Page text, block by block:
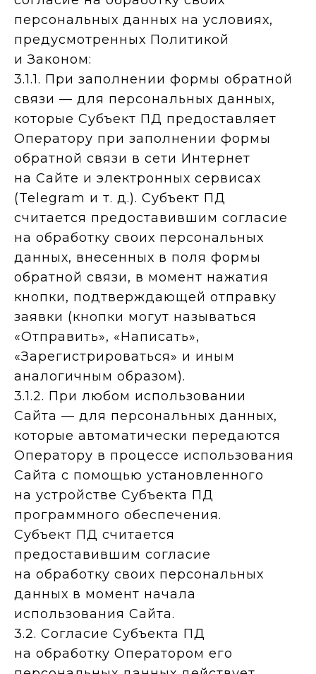
персональных данных на условиях,
предусмотренных Политикой
и Законом:
3.1.1. При заполнении формы обратной
связи — для персональных данных,
которые Субъект ПД предоставляет
Оператору при заполнении формы
обратной связи в сети Интернет
на Сайте и электронных сервисах
(Telegram и т. д.). Субъект ПД
считается предоставившим согласие
на обработку своих персональных
данных, внесенных в поля формы
обратной связи, в момент нажатия
кнопки, подтверждающей отправку
заявки (кнопки могут называться
«Отправить», «Написать»,
«Зарегистрироваться» и иным
аналогичным образом).
3.1.2. При любом использовании
Сайта — для персональных данных,
которые автоматически передаются
Оператору в процессе использования
Сайта с помощью установленного
на устройстве Субъекта ПД
программного обеспечения.
Субъект ПД считается
предоставившим согласие
на обработку своих персональных
данных в момент начала
использования Сайта.
3.2. Согласие Субъекта ПД
на обработку Оператором его